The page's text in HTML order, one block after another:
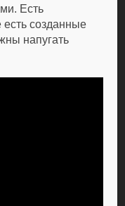
Есть
созданные
напугать